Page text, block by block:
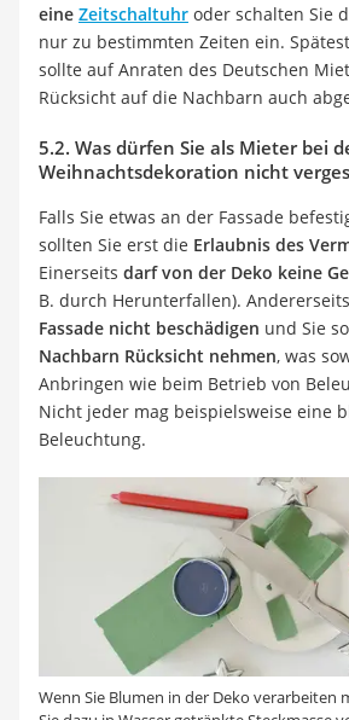
eine Zeitschaltuhr oder schalten Sie
nur zu bestimmten Zeiten ein.
sollte auf Anraten des Deutschen
Rücksicht auf die Nachbarn auch
5.2. Was dürfen Sie als Mieter bei
Weihnachtsdekoration nicht
Falls Sie etwas an der Fassade
sollten Sie erst die Erlaubnis des
Einerseits darf von der Deko keine
B. durch Herunterfallen).
Fassade nicht beschädigen und Sie
Nachbarn Rücksicht nehmen, was
Anbringen wie beim Betrieb von
Nicht jeder mag beispielsweise eine
Beleuchtung.
Wenn Sie Blumen in der Deko verarbeiten